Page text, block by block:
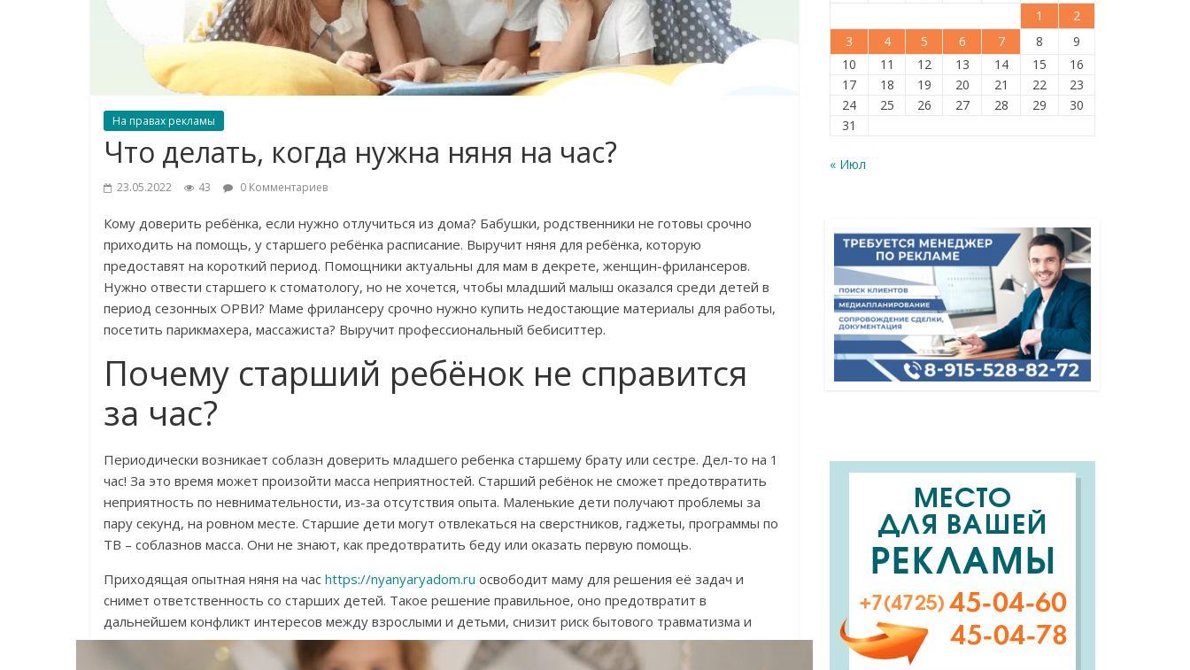
На правах рекламы
Что делать, когда нужна няня на час?
23.05.2022 43 0 Комментариев
Кому доверить ребёнка, если нужно отлучиться из дома? Бабушки, родственники не готовы срочно
приходить на помощь, у старшего ребёнка расписание. Выручит няня для ребёнка, которую
предоставят на короткий период. Помощники актуальны для мам в декрете, женщин-фрилансеров.
Нужно отвести старшего к стоматологу, но не хочется, чтобы младший малыш оказался среди детей в
период сезонных ОРВИ? Маме фрилансеру срочно нужно купить недостающие материалы для работы,
посетить парикмахера, массажиста? Выручит профессиональный бебиситтер.
Почему старший ребёнок не справится
за час?
Периодически возникает соблазн доверить младшего ребенка старшему брату или сестре. Дел-то на 1
час! За это время может произойти масса неприятностей. Старший ребёнок не сможет предотвратить
неприятность по невнимательности, из-за отсутствия опыта. Маленькие дети получают проблемы за
пару секунд, на ровном месте. Старшие дети могут отвлекаться на сверстников, гаджеты, программы по
ТВ – соблазнов масса. Они не знают, как предотвратить беду или оказать первую помощь.
Приходящая опытная няня на час https://nyanyaryadom.ru освободит маму для решения её задач и
снимет ответственность со старших детей. Такое решение правильное, оно предотвратит в
дальнейшем конфликт интересов между взрослыми и детьми, снизит риск бытового травматизма и
стресса.
1
2
3
4 5 6 7 8
9
10
11 12 13 14 15
16
17
18 19 20 21 22
23
24
25 26 27 28 29
30
31
« Июл